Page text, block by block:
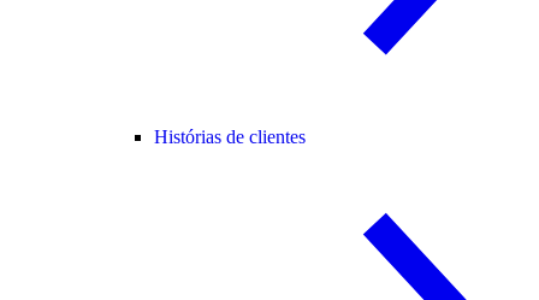
Histórias de clientes